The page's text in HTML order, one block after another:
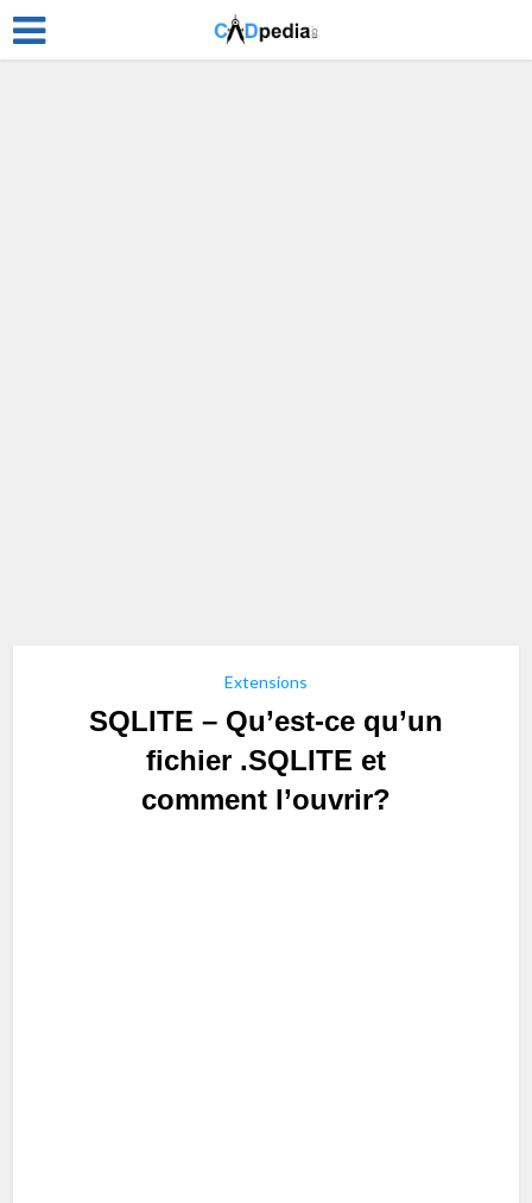
Extensions
SQLITE – Qu’est-ce qu’un
fichier .SQLITE et
comment l’ouvrir?